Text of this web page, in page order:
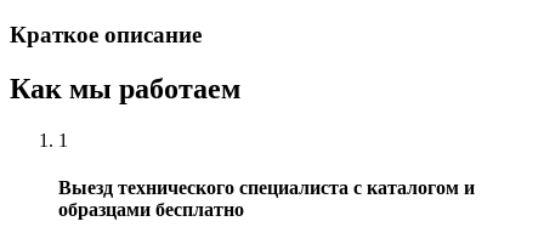
Краткое описание
Как мы работаем
1
Выезд технического специалиста с каталогом и
образцами бесплатно